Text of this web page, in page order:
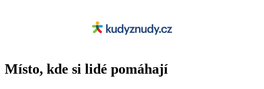
Místo, kde si lidé pomáhají